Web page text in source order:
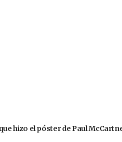
hizo el póster de Paul